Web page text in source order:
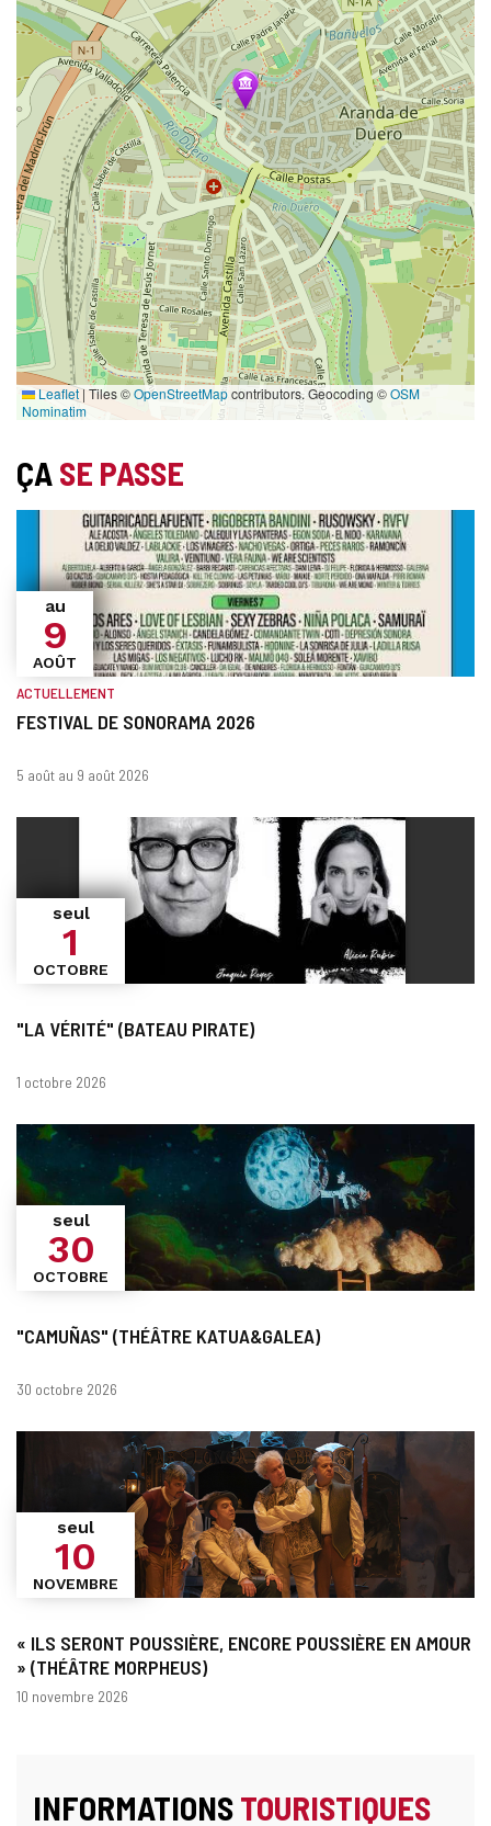
Leaflet|Tiles ©OpenStreetMapcontributors. Geocoding ©OSM
Nominatim
ÇASE PASSE
FESTIVAL DE SONORAMA 2026
au
9
AOÛT
Quand?
ACTUELLEMENT
Dates
5 août au 9 août 2026
"LA VÉRITÉ" (BATEAU PIRATE)
seul
1
OCTOBRE
Dates
1 octobre 2026
"CAMUÑAS" (THÉÂTRE KATUA&GALEA)
seul
30
OCTOBRE
Dates
30 octobre 2026
« ILS SERONT POUSSIÈRE, ENCORE POUSSIÈRE EN AMOUR
» (THÉÂTRE MORPHEUS)
seul
10
NOVEMBRE
Dates
10 novembre 2026
INFORMATIONSTOURISTIQUES